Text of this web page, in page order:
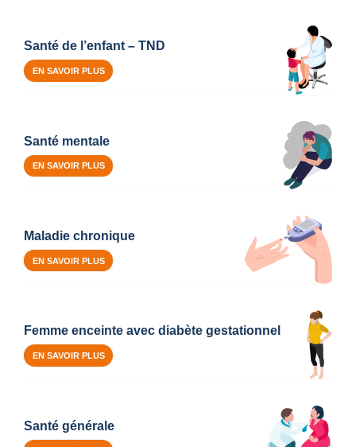
Santé de l’enfant – TND
EN SAVOIR PLUS
Santé mentale
EN SAVOIR PLUS
Maladie chronique
EN SAVOIR PLUS
Femme enceinte avec diabète gestationnel
EN SAVOIR PLUS
Santé générale